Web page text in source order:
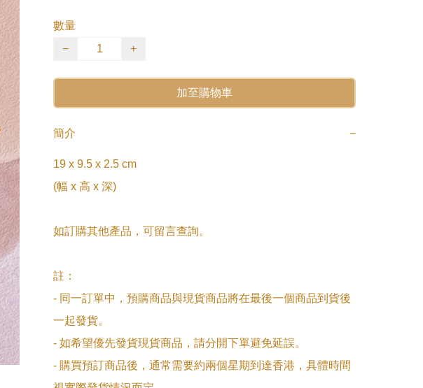
數量
−
+
加至購物車
簡介 −
19 x 9.5 x 2.5 cm
(幅 x 高 x 深)
如訂購其他產品，可留言查詢。
註：
- 同一訂單中，預購商品與現貨商品將在最後一個商品到貨後
一起發貨。
- 如希望優先發貨現貨商品，請分開下單避免延誤。
- 購買預訂商品後，通常需要約兩個星期到達香港，具體時間